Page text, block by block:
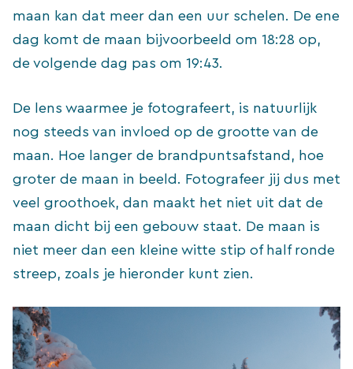
maan kan dat meer dan een uur schelen. De ene
dag komt de maan bijvoorbeeld om 18:28 op,
de volgende dag pas om 19:43.
De lens waarmee je fotografeert, is natuurlijk
nog steeds van invloed op de grootte van de
maan. Hoe langer de brandpuntsafstand, hoe
groter de maan in beeld. Fotografeer jij dus met
veel groothoek, dan maakt het niet uit dat de
maan dicht bij een gebouw staat. De maan is
niet meer dan een kleine witte stip of half ronde
streep, zoals je hieronder kunt zien.